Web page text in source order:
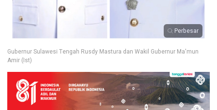
Perbesar
Gubernur Sulawesi Tengah Rusdy Mastura dan Wakil Gubernur Ma'mun
Amir (Ist)